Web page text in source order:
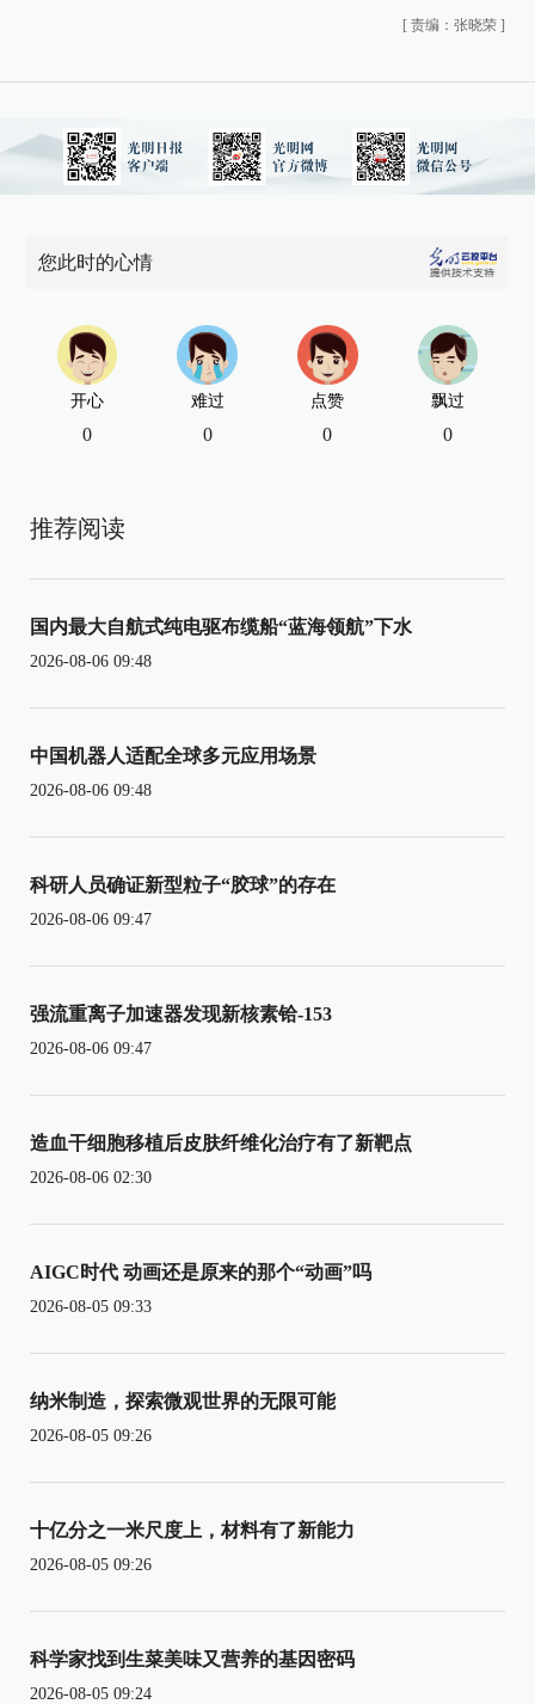
[ 责编：张晓荣 ]
您此时的心情
开心
0
难过
0
点赞
0
飘过
0
推荐阅读
国内最大自航式纯电驱布缆船“蓝海领航”下水
2026-08-06 09:48
中国机器人适配全球多元应用场景
2026-08-06 09:48
科研人员确证新型粒子“胶球”的存在
2026-08-06 09:47
强流重离子加速器发现新核素铪-153
2026-08-06 09:47
造血干细胞移植后皮肤纤维化治疗有了新靶点
2026-08-06 02:30
AIGC时代 动画还是原来的那个“动画”吗
2026-08-05 09:33
纳米制造，探索微观世界的无限可能
2026-08-05 09:26
十亿分之一米尺度上，材料有了新能力
2026-08-05 09:26
科学家找到生菜美味又营养的基因密码
2026-08-05 09:24